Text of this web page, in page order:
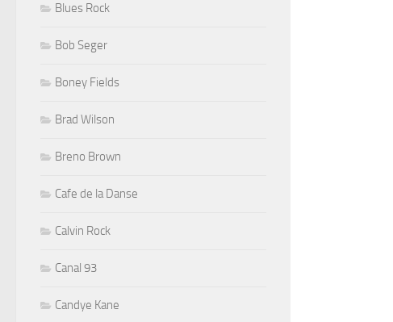
Blues Rock
Bob Seger
Boney Fields
Brad Wilson
Breno Brown
Cafe de la Danse
Calvin Rock
Canal 93
Candye Kane